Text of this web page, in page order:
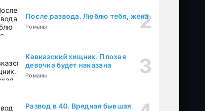
После развода. Люблю тебя, жена
Романы
Кавказский хищник. Плохая
девочка будет наказана
Романы
Развод в 40. Вредная бывшая